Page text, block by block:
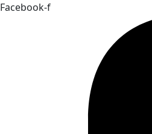
Facebook-f